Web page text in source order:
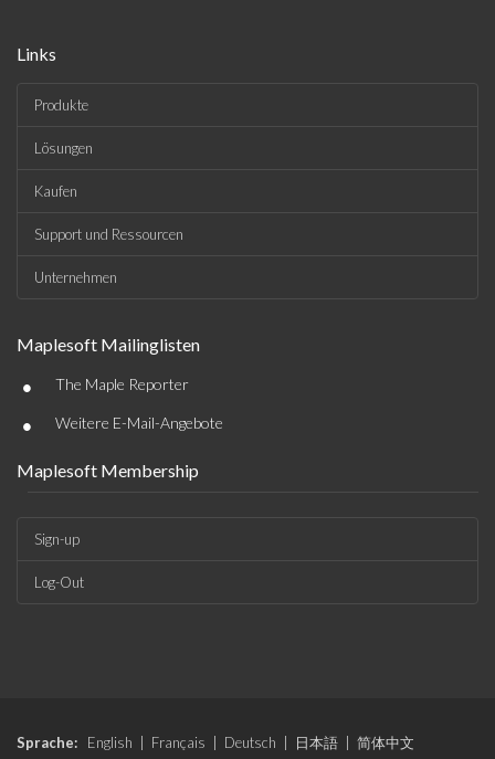
Links
Produkte
Lösungen
Kaufen
Support und Ressourcen
Unternehmen
Maplesoft Mailinglisten
• The Maple Reporter
• Weitere E-Mail-Angebote
Maplesoft Membership
Sign-up
Log-Out
Sprache: English Français Deutsch 日本語 简体中文